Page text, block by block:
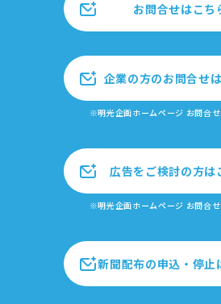
お問合せはこち
企業の方のお問合せ
※明光企画ホームページ お問合
広告をご検討の方は
※明光企画ホームページ お問合
新聞配布の申込・停止